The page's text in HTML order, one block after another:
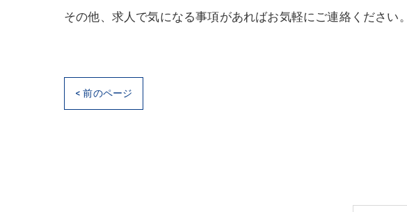
その他、求人で気になる事項があればお気軽にご連絡ください。
< 前のページ